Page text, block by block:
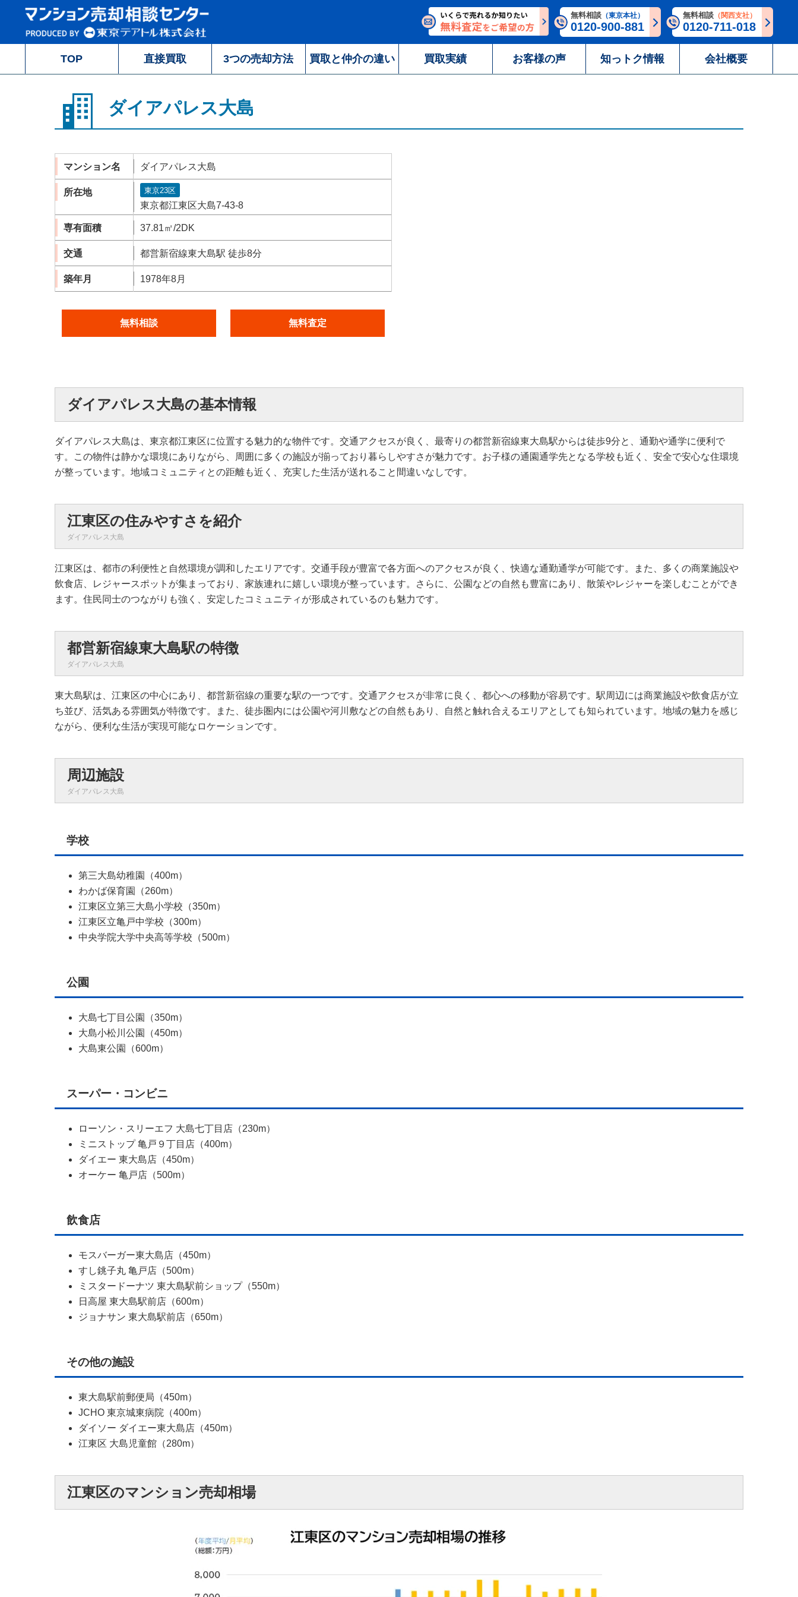
無料相談 （東京本社）
0120-900-881
無料相談 （関西支社）
0120-711-018
TOP 直接買取 3つの売却方法 買取と仲介の違い 買取実績 お客様の声 知っトク情報 会社概要
ダイアパレス大島
マンション名 ダイアパレス大島
所在地 東京23区
東京都江東区大島7-43-8
専有面積 37.81㎡/2DK
交通 都営新宿線東大島駅 徒歩8分
築年月 1978年8月
無料相談 無料査定
ダイアパレス大島の基本情報
ダイアパレス大島は、東京都江東区に位置する魅力的な物件です。交通アクセスが良く、最寄りの都営新宿線東大島駅からは徒歩9分と、通勤や通学に便利で
す。この物件は静かな環境にありながら、周囲に多くの施設が揃っており暮らしやすさが魅力です。お子様の通園通学先となる学校も近く、安全で安心な住環境
が整っています。地域コミュニティとの距離も近く、充実した生活が送れること間違いなしです。
江東区の住みやすさを紹介
ダイアパレス大島
江東区は、都市の利便性と自然環境が調和したエリアです。交通手段が豊富で各方面へのアクセスが良く、快適な通勤通学が可能です。また、多くの商業施設や
飲食店、レジャースポットが集まっており、家族連れに嬉しい環境が整っています。さらに、公園などの自然も豊富にあり、散策やレジャーを楽しむことができ
ます。住民同士のつながりも強く、安定したコミュニティが形成されているのも魅力です。
都営新宿線東大島駅の特徴
ダイアパレス大島
東大島駅は、江東区の中心にあり、都営新宿線の重要な駅の一つです。交通アクセスが非常に良く、都心への移動が容易です。駅周辺には商業施設や飲食店が立
ち並び、活気ある雰囲気が特徴です。また、徒歩圏内には公園や河川敷などの自然もあり、自然と触れ合えるエリアとしても知られています。地域の魅力を感じ
ながら、便利な生活が実現可能なロケーションです。
周辺施設
ダイアパレス大島
学校
第三大島幼稚園（400m）
わかば保育園（260m）
江東区立第三大島小学校（350m）
江東区立亀戸中学校（300m）
中央学院大学中央高等学校（500m）
公園
大島七丁目公園（350m）
大島小松川公園（450m）
大島東公園（600m）
スーパー・コンビニ
ローソン・スリーエフ 大島七丁目店（230m）
ミニストップ 亀戸９丁目店（400m）
ダイエー 東大島店（450m）
オーケー 亀戸店（500m）
飲食店
モスバーガー東大島店（450m）
すし銚子丸 亀戸店（500m）
ミスタードーナツ 東大島駅前ショップ（550m）
日高屋 東大島駅前店（600m）
ジョナサン 東大島駅前店（650m）
その他の施設
東大島駅前郵便局（450m）
JCHO 東京城東病院（400m）
ダイソー ダイエー東大島店（450m）
江東区 大島児童館（280m）
江東区のマンション売却相場